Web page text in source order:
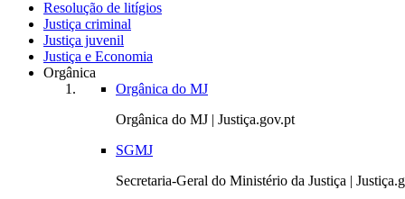
Resolução de litígios
Justiça criminal
Justiça juvenil
Justiça e Economia
Orgânica
Orgânica do MJ
Orgânica do MJ | Justiça.gov.pt
SGMJ
Secretaria-Geral do Ministério da Justiça |